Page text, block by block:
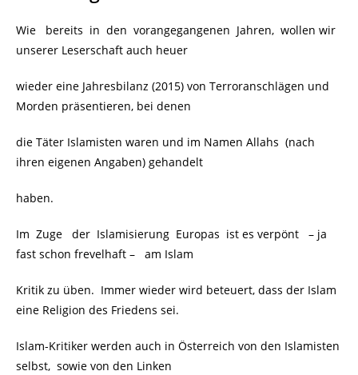
Wie bereits in den vorangegangenen Jahren, wollen wir
unserer Leserschaft auch heuer
wieder eine Jahresbilanz (2015) von Terroranschlägen und
Morden präsentieren, bei denen
die Täter Islamisten waren und im Namen Allahs (nach
ihren eigenen Angaben) gehandelt
haben.
Im Zuge der Islamisierung Europas ist es verpönt
– ja
fast schon frevelhaft –
am Islam
Kritik zu üben. Immer wieder wird beteuert, dass der Islam
eine Religion des Friedens sei.
Islam-Kritiker werden auch in Österreich von den Islamisten
selbst, sowie von den Linken